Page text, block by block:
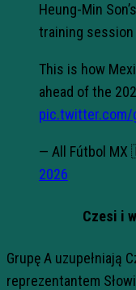
Heung-Min
training
This is how
ahead of the
pic.twitter.com/
— All Fútbol
2026
Czesi i
Grupę A uzupełniają
reprezentantem